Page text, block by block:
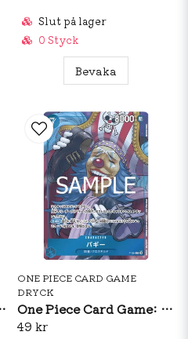
Slut på lager
0 Styck
Bevaka
DON!! Promo (JP)
ONE PIECE CARD GAME
DRYCK
One Piece Card Game: Buggy Shonen Jump Promo P-084 (JP)
49 kr